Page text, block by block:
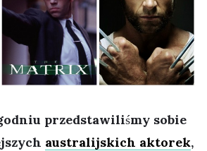
przedstawiliśmy sobie
australijskich aktorek,